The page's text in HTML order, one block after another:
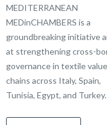
MEDITERRANEAN
MEDinCHAMBERS is a
groundbreaking initiative
at strengthening cross-
governance in textile value
chains across Italy, Spain,
Tunisia, Egypt, and